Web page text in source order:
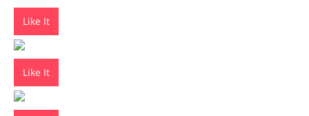
Like It
Like It